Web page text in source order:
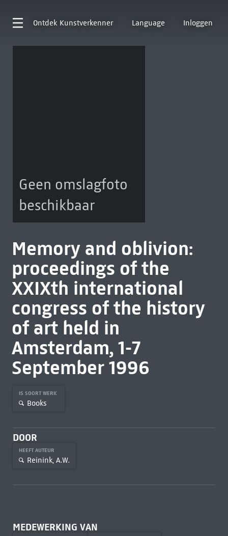
Ontdek Kunstverkenner Language Inloggen
Geen omslagfoto
beschikbaar
Memory and oblivion:
proceedings of the
XXIXth international
congress of the history
of art held in
Amsterdam, 1-7
September 1996
IS SOORT WERK
Books
DOOR
HEEFT AUTEUR
Reinink, A.W.
MEDEWERKING VAN